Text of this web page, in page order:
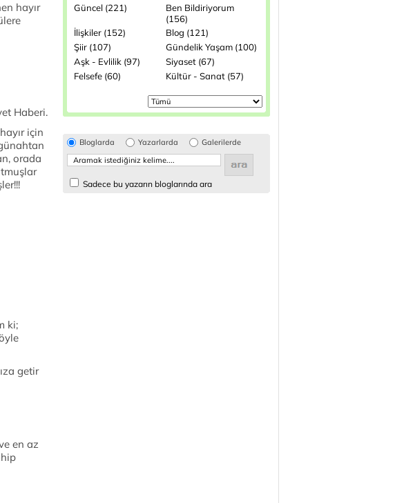
hayır
Haberi.
için
orada
ki;
getir
en az
Güncel (221) Ben Bildiriyorum
(156)
İlişkiler (152)
Blog (121)
Şiir (107)
Gündelik Yaşam (100)
Aşk - Evlilik (97)
Siyaset (67)
Felsefe (60)
Kültür - Sanat (57)
Bloglarda Yazarlarda Galerilerde
Sadece bu yazarın bloglarında ara